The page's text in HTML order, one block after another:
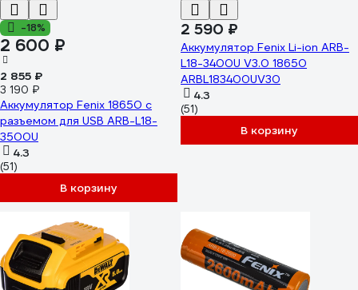
-18%
2 600 ₽
2 855 ₽
3 190 ₽
Аккумулятор Fenix 18650 с
разъемом для USB ARB-L18-
3500U
4.3
(51)
В корзину
2 590 ₽
Аккумулятор Fenix Li-ion ARB-
L18-3400U V3.0 18650
ARBL183400UV30
4.3
(51)
В корзину